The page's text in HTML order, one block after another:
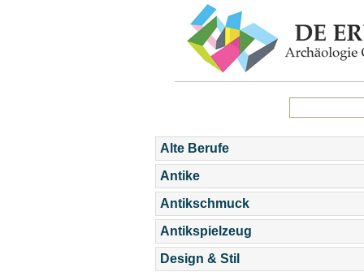
Alte Berufe
Antike
Antikschmuck
Antikspielzeug
Design & Stil